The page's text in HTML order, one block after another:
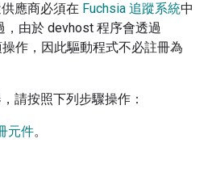
應商必須在 Fuchsia 追蹤系統中
由於 devhost 程序會透過
作，因此驅動程式不必註冊為
請按照下列步驟操作：
元件。